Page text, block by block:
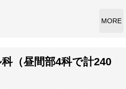
MORE
（昼間部4科で計240